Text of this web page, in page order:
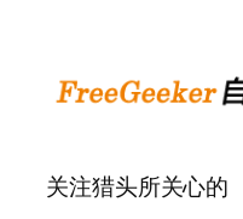
关注猎头所关心的